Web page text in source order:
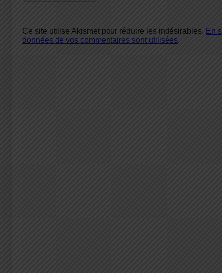
Ce site utilise Akismet pour réduire les indésirables. En
données de vos commentaires sont utilisées.